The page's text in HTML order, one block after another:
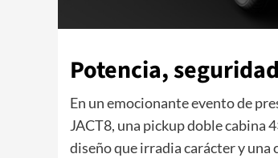
Potencia,
En un emocionante evento de
JACT8, una pickup doble cabina
diseño que irradia carácter y una